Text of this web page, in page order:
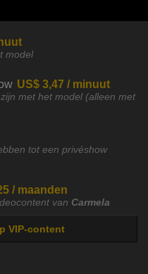
model
US$ 3,47 / minuut
met het model (alleen met
tot een privéshow
/ maanden
van Carmela
VIP-content